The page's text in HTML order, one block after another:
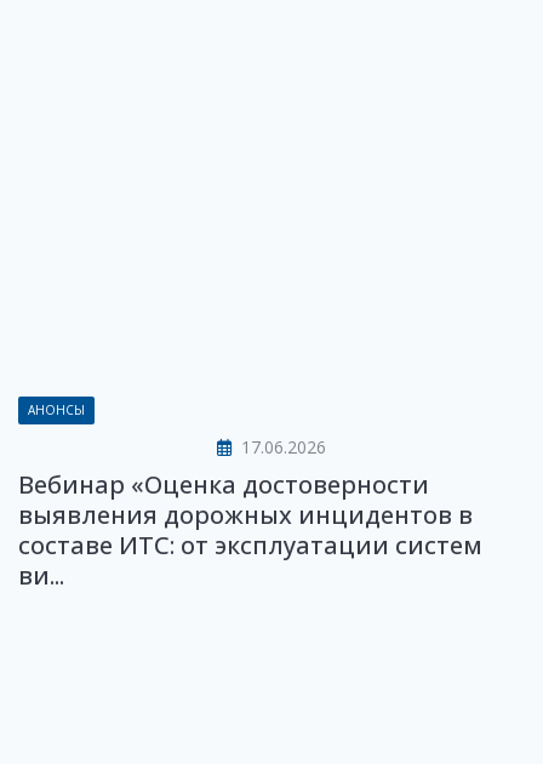
АНОНСЫ
17.06.2026
Вебинар «Оценка достоверности
выявления дорожных инцидентов в
составе ИТС: от эксплуатации систем
ви...